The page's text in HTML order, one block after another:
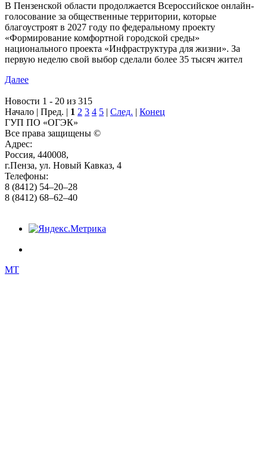
В Пензенской области продолжается Всероссийское онлайн-
голосование за общественные территории, которые
благоустроят в 2027 году по федеральному проекту
«Формирование комфортной городской среды»
национального проекта «Инфраструктура для жизни». За
первую неделю свой выбор сделали более 35 тысяч жител
Далее
Новости 1 - 20 из 315
Начало | Пред. | 1 2 3 4 5 | След. | Конец
ГУП ПО «ОГЭК»
Все права защищены ©
Адрес:
Россия, 440008,
г.Пенза, ул. Новый Кавказ, 4
Телефоны:
8 (8412) 54–20–28
8 (8412) 68–62–40
MT